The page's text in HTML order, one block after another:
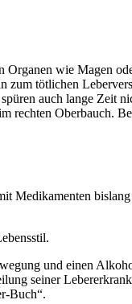
Organen wie Magen
zum tötlichen
auch lange Zeit
rechten Oberbauch.
Medikamenten
und einen
seiner
Buch“.